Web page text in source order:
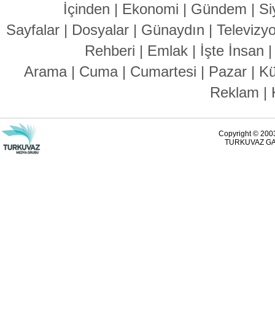
İçinden | Ekonomi | Gündem |
Sayfalar | Dosyalar | Günaydın |
Rehberi | Emlak| İşte İnsan
Arama| Cuma| Cumartesi | Pazar |
Reklam |
Copyright ©
TURKUVAZ